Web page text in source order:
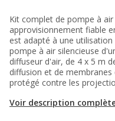
Kit complet de pompe à
approvisionnement fiable
est adapté à une
pompe à air silencieuse
diffuseur d'air, de 4 x 5 m
diffusion et de membranes
protégé contre les
Voir description